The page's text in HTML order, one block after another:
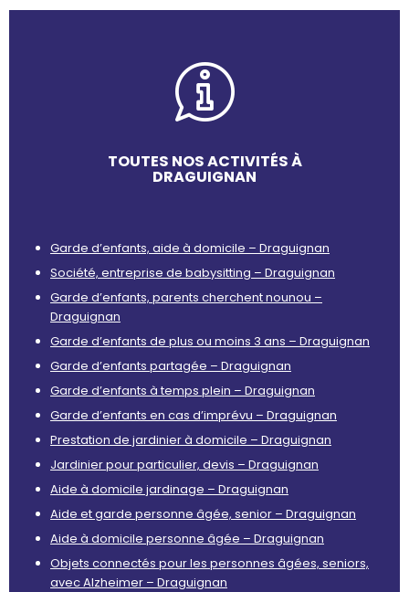
TOUTES NOS ACTIVITÉS À
DRAGUIGNAN
Garde d’enfants, aide à domicile – Draguignan
Société, entreprise de babysitting – Draguignan
Garde d’enfants, parents cherchent nounou –
Draguignan
Garde d’enfants de plus ou moins 3 ans – Draguignan
Garde d’enfants partagée – Draguignan
Garde d’enfants à temps plein – Draguignan
Garde d’enfants en cas d’imprévu – Draguignan
Prestation de jardinier à domicile – Draguignan
Jardinier pour particulier, devis – Draguignan
Aide à domicile jardinage – Draguignan
Aide et garde personne âgée, senior – Draguignan
Aide à domicile personne âgée – Draguignan
Objets connectés pour les personnes âgées, seniors,
avec Alzheimer – Draguignan